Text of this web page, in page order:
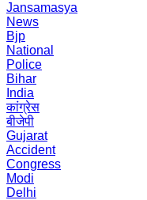
Jansamasya
News
Bjp
National
Police
Bihar
India
कांग्रेस
बीजेपी
Gujarat
Accident
Congress
Modi
Delhi